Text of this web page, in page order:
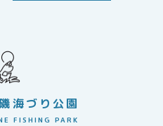
海づり公園
FISHING PARK